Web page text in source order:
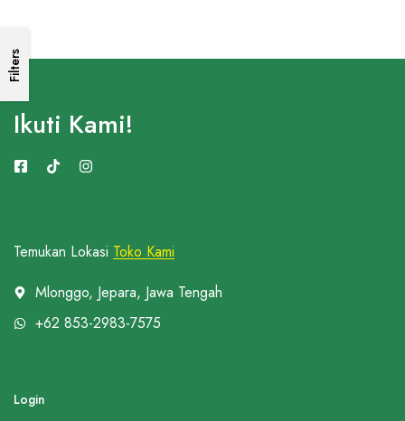
Filters
Temukan Lokasi Toko Kami
Mlonggo, Jepara, Jawa Tengah
+62 853-2983-7575
Login
Ikuti Kami!